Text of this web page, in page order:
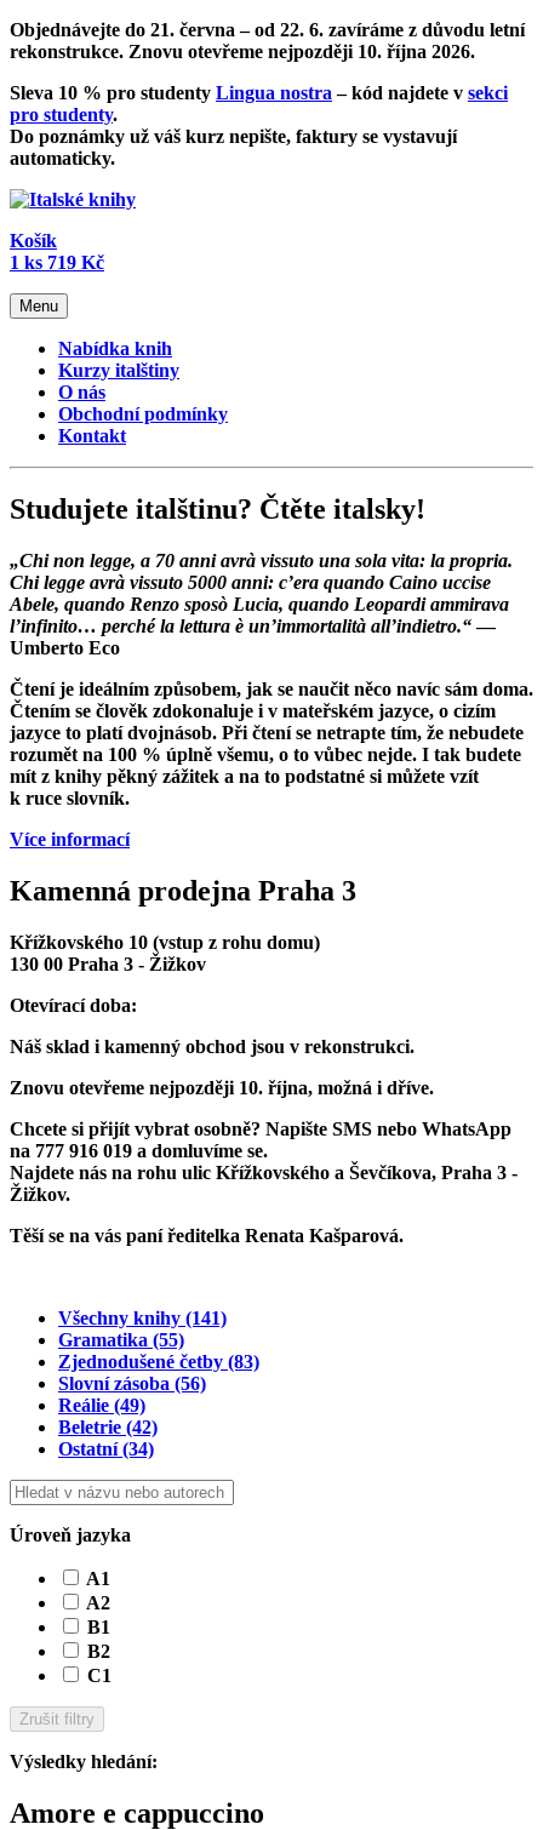
Objednávejte do 21. června – od 22. 6. zavíráme z důvodu letní
rekonstrukce. Znovu otevřeme nejpozději 10. října 2026.
Sleva 10 % pro studenty Lingua nostra – kód najdete v sekci
pro studenty.
Do poznámky už váš kurz nepište, faktury se vystavují
automaticky.
Košík
1 ks 719 Kč
Menu
Nabídka knih
Kurzy italštiny
O nás
Obchodní podmínky
Kontakt
Studujete italštinu? Čtěte italsky!
„Chi non legge, a 70 anni avrà vissuto una sola vita: la propria.
Chi legge avrà vissuto 5000 anni: c’era quando Caino uccise
Abele, quando Renzo sposò Lucia, quando Leopardi ammirava
l’infinito… perché la lettura è un’immortalità all’indietro.“—
Umberto Eco
Čtení je ideálním způsobem, jak se naučit něco navíc sám doma.
Čtením se člověk zdokonaluje i v mateřském jazyce, o cizím
jazyce to platí dvojnásob. Při čtení se netrapte tím, že nebudete
rozumět na 100 % úplně všemu, o to vůbec nejde. I tak budete
mít z knihy pěkný zážitek a na to podstatné si můžete vzít
k ruce slovník.
Více informací
Kamenná prodejna Praha 3
Křížkovského 10 (vstup z rohu domu)
130 00 Praha 3 - Žižkov
Otevírací doba:
Náš sklad i kamenný obchod jsou v rekonstrukci.
Znovu otevřeme nejpozději 10. října, možná i dříve.
Chcete si přijít vybrat osobně? Napište SMS nebo WhatsApp
na 777 916 019 a domluvíme se.
Najdete nás na rohu ulic Křížkovského a Ševčíkova, Praha 3 -
Žižkov.
Těší se na vás paní ředitelka Renata Kašparová.
Všechny knihy (141)
Gramatika (55)
Zjednodušené četby (83)
Slovní zásoba (56)
Reálie (49)
Beletrie (42)
Ostatní(34)
Úroveň jazyka
A1
A2
B1
B2
C1
Zrušit filtry
Výsledky hledání:
Amore e cappuccino